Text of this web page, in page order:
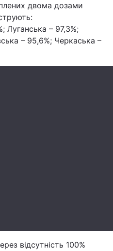
Інциденти
Туризм
двома дозами
Луганська – 97,3%;
– 95,6%; Черкаська –
відсутність 100%